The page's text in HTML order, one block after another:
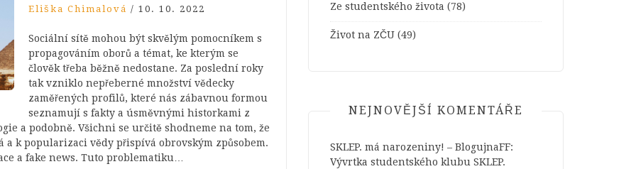
Eliška Chimalová / 10. 10. 2022
Sociální sítě mohou být skvělým pomocníkem s
propagováním oborů a témat, ke kterým se
člověk třeba běžně nedostane. Za poslední roky
tak vzniklo nepřeberné množství vědecky
zaměřených profilů, které nás zábavnou formou
seznamují s fakty a úsměvnými historkami z
a podobně. Všichni se určitě shodneme na tom, že
k popularizaci vědy přispívá obrovským způsobem.
a fake news. Tuto problematiku…
Ze studentského života (78)
Život na ZČU (49)
NEJNOVĚJŠÍ KOMENTÁŘE
SKLEP. má narozeniny! – BlogujnaFF:
Vývrtka studentského klubu SKLEP.